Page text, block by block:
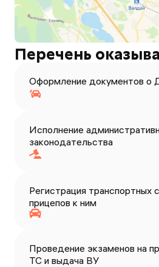
Перечень
Оформление документов о
Исполнение
законодательства
Регистрация транспортных
прицепов к ним
Проведение экзаменов на
ТС и выдача ВУ